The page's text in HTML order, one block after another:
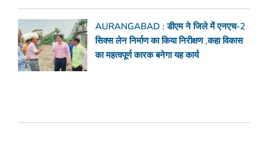
AURANGABAD : डीएम ने जिले में एनएच-2
सिक्स लेन निर्माण का किया निरीक्षण ,कहा विकास
का महत्वपूर्ण कारक बनेगा यह कार्य